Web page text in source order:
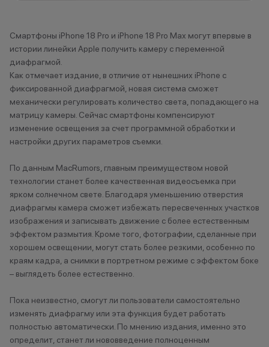
Тюмень
У
Ульяновск
Уфа
Уфа, Инорс
Уфа, Нагаево
Х
Ханты- Мансийск
Челябинск
Чистополь
Смартфоны iPhone 18 Pro и iPhone 18 Pro Max могут впервые в
истории линейки Apple получить камеру с переменной
диафрагмой.
Как отмечает издание, в отличие от нынешних iPhone с
фиксированной диафрагмой, новая система сможет
механически регулировать количество света, попадающего на
матрицу камеры. Сейчас смартфоны компенсируют
изменение освещения за счет программной обработки и
настройки других параметров съемки.
По данным MacRumors, главным преимуществом новой
технологии станет более качественная видеосъемка при
ярком солнечном свете. Благодаря уменьшению отверстия
диафрагмы камера сможет избежать пересвеченных участков
изображения и записывать движение с более естественным
эффектом размытия. Кроме того, фотографии, сделанные при
хорошем освещении, могут стать более резкими, особенно по
краям кадра, а снимки в портретном режиме с эффектом боке
– выглядеть более естественно.
Пока неизвестно, смогут ли пользователи самостоятельно
изменять диафрагму или эта функция будет работать
полностью автоматически. По мнению издания, именно это
определит, станет ли нововведение полноценным